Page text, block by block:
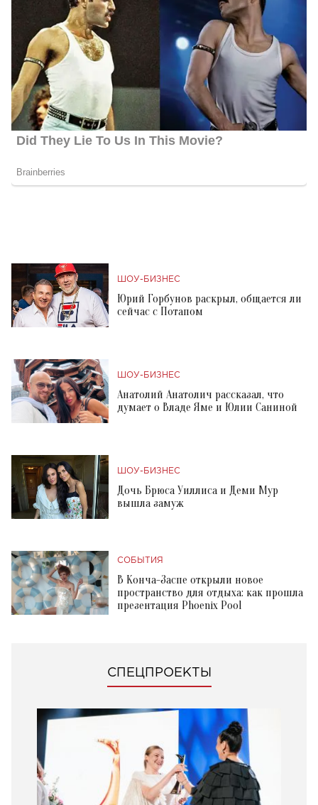
ШОУ-БИЗНЕС
Юрий Горбунов раскрыл, общается ли
сейчас с Потапом
ШОУ-БИЗНЕС
Анатолий Анатолич рассказал, что
думает о Владе Яме и Юлии Саниной
ШОУ-БИЗНЕС
Дочь Брюса Уиллиса и Деми Мур
вышла замуж
СОБЫТИЯ
В Конча-Заспе открыли новое
пространство для отдыха: как прошла
презентация Phoenix Pool
СПЕЦПРОЕКТЫ